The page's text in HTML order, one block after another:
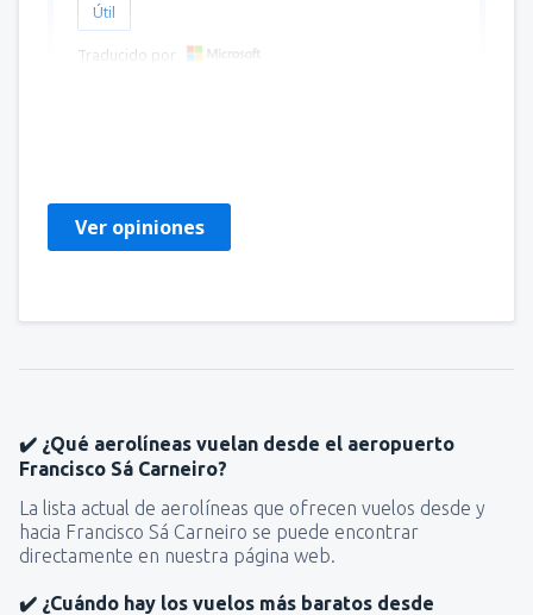
Útil
Traducido por
Ver opiniones
✔️ ¿Qué aerolíneas vuelan desde el aeropuerto
Francisco Sá Carneiro?
La lista actual de aerolíneas que ofrecen vuelos desde y
hacia Francisco Sá Carneiro se puede encontrar
directamente en nuestra página web.
✔️ ¿Cuándo hay los vuelos más baratos desde